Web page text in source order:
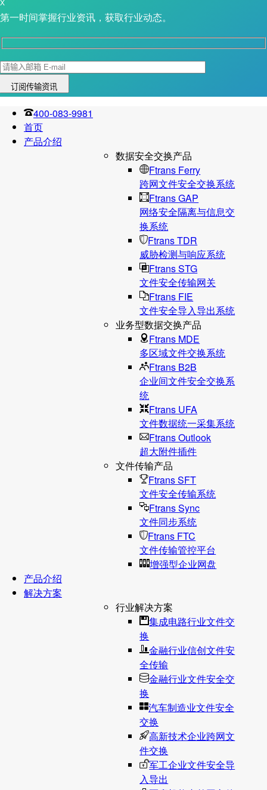
X
第一时间掌握行业资讯，获取行业动态。
400-083-9981
首页
产品介绍
数据安全交换产品
Ftrans Ferry
跨网文件安全交换系统
Ftrans GAP
网络安全隔离与信息交
换系统
Ftrans TDR
威胁检测与响应系统
Ftrans STG
文件安全传输网关
Ftrans FIE
文件安全导入导出系统
业务型数据交换产品
Ftrans MDE
多区域文件交换系统
Ftrans B2B
企业间文件安全交换系
统
Ftrans UFA
文件数据统⼀采集系统
Ftrans Outlook
超大附件插件
文件传输产品
Ftrans SFT
文件安全传输系统
Ftrans Sync
文件同步系统
Ftrans FTC
文件传输管控平台
增强型企业网盘
产品介绍
解决方案
行业解决方案
集成电路行业文件交
换
金融行业信创文件安
全传输
金融行业文件安全交
换
汽车制造业文件安全
交换
高新技术企业跨网文
件交换
军工企业文件安全导
入导出